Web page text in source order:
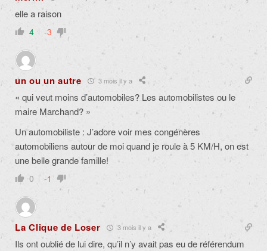
elle a raison
4 -3
un ou un autre 3 mois il y a
« qui veut moins d’automobiles? Les automobilistes ou le
maire Marchand? »
Un automobiliste : J’adore voir mes congénères
automobiliens autour de moi quand je roule à 5 KM/H, on est
une belle grande famille!
0 -1
La Clique de Loser 3 mois il y a
Ils ont oublié de lui dire, qu’il n’y avait pas eu de référendum